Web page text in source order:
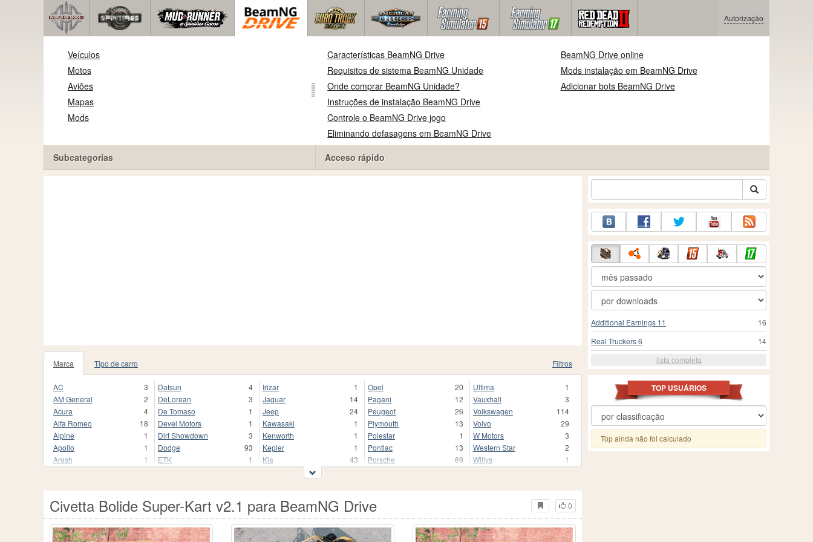
Autorização
Veículos
Motos
Aviões
Mapas
Mods
Subcategorías
Características BeamNG Drive
Requisitos de sistema BeamNG Unidade
Onde comprar BeamNG Unidade?
Instruções de instalação BeamNG Drive
Controle o BeamNG Drive jogo
Eliminando defasagens em BeamNG Drive
BeamNG Drive online
Mods instalação em BeamNG Drive
Adicionar bots BeamNG Drive
Acceso rápido
Marca Tipo de carro Filtros
AC
3
AM General
2
Acura
4
Alfa Romeo
18
Alpine
1
Apollo
1
Arash
1
Aurus
3
Autozam
1
BAC
2
Datsun
4
DeLorean
3
De Tomaso
1
Devel Motors
1
Dirt Showdown
3
Dodge
93
ETK
1
Fisker
2
FlatOut
5
Fleetwood
1
Irizar
1
Jaguar
14
Jeep
24
Kawasaki
1
Kenworth
1
Kepler
1
Kia
43
Lancia
3
Land Rover
26
Lexus
40
Opel
20
Pagani
12
Peugeot
26
Plymouth
13
Polestar
1
Pontiac
13
Porsche
69
Rivian
Rolls-Royce
13
Rover
1
Ultima
1
Vauxhall
3
Volkswagen
114
Volvo
29
W Motors
3
Western Star
2
Willys
1
2
Outro
55
АЗЛК
1
0
Civetta Bolide Super-Kart v2.1 para BeamNG Drive
16
Additional Earnings 11
14
Real Truckers 6
lista completa
TOP USUÁRIOS
Top ainda não foi calculado